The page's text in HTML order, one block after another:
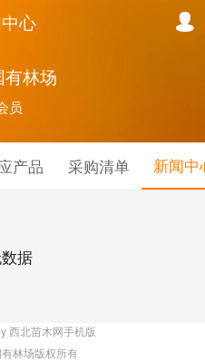
心
林场
员
产品 采购清单 新闻中
据
西北苗木网手机版
林场版权所有